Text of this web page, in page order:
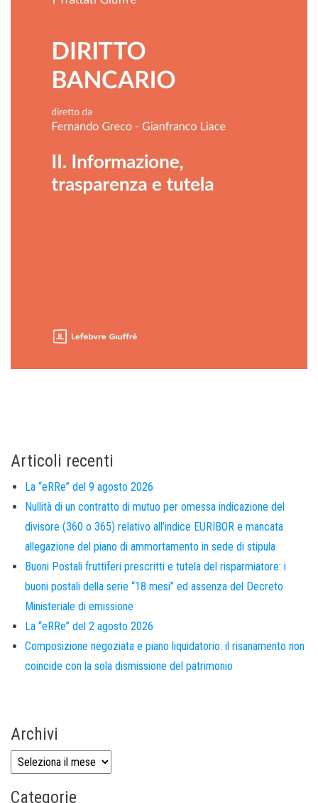
Articoli recenti
La “eRRe” del 9 agosto 2026
Nullità di un contratto di mutuo per omessa indicazione del
divisore (360 o 365) relativo all’indice EURIBOR e mancata
allegazione del piano di ammortamento in sede di stipula
Buoni Postali fruttiferi prescritti e tutela del risparmiatore: i
buoni postali della serie “18 mesi” ed assenza del Decreto
Ministeriale di emissione
La “eRRe” del 2 agosto 2026
Composizione negoziata e piano liquidatorio: il risanamento non
coincide con la sola dismissione del patrimonio
Archivi
Categorie